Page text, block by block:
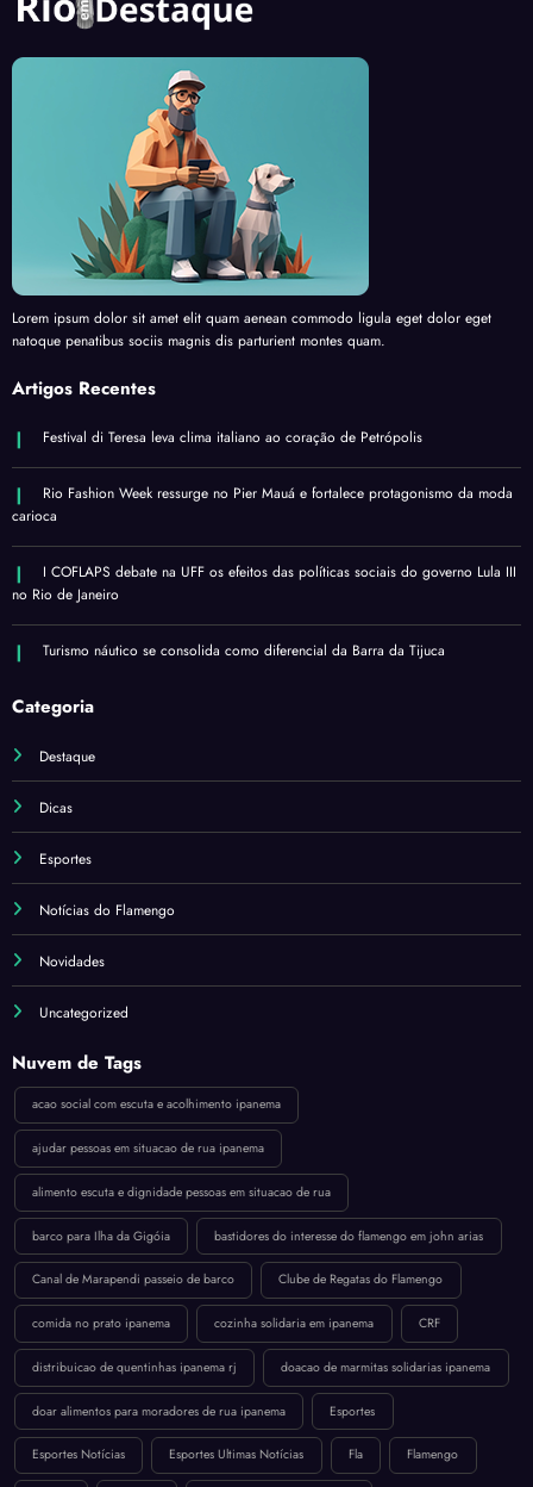
Lorem ipsum dolor sit amet elit quam aenean commodo ligula eget dolor eget
natoque penatibus sociis magnis dis parturient montes quam.
Artigos Recentes
Festival di Teresa leva clima italiano ao coração de Petrópolis
Rio Fashion Week ressurge no Pier Mauá e fortalece protagonismo da moda
carioca
I COFLAPS debate na UFF os efeitos das políticas sociais do governo Lula III
no Rio de Janeiro
Turismo náutico se consolida como diferencial da Barra da Tijuca
Categoria
Destaque
Dicas
Esportes
Notícias do Flamengo
Novidades
Uncategorized
Nuvem de Tags
acao social com escuta e acolhimento ipanema
ajudar pessoas em situacao de rua ipanema
alimento escuta e dignidade pessoas em situacao de rua
barco para Ilha da Gigóia bastidores do interesse do flamengo em john arias
Canal de Marapendi passeio de barco Clube de Regatas do Flamengo
comida no prato ipanema cozinha solidaria em ipanema CRF
distribuicao de quentinhas ipanema rj doacao de marmitas solidarias ipanema
doar alimentos para moradores de rua ipanema Esportes
Esportes Notícias Esportes Ultimas Notícias Fla Flamengo